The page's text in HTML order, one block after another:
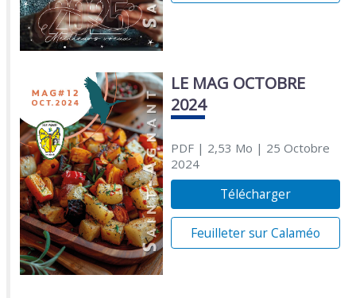
LE MAG OCTOBRE
2024
PDF| 2,53 Mo | 25 Octobre
2024
Télécharger
Feuilleter sur Calaméo